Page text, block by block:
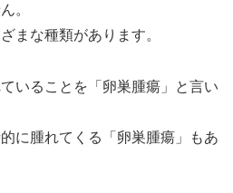
。
まな種類があります。
いることを「卵巣腫瘍」と言い
に腫れてくる「卵巣腫瘍」もあ